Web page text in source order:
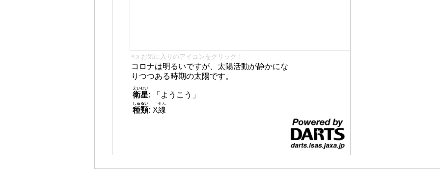
👈 お気に入りのアイコンをクリック！
コロナは明るいですが、太陽活動が静かにな
りつつある時期の太陽です。
衛星
えいせい
:
「ようこう」
種類
しゅるい
: X線
せん